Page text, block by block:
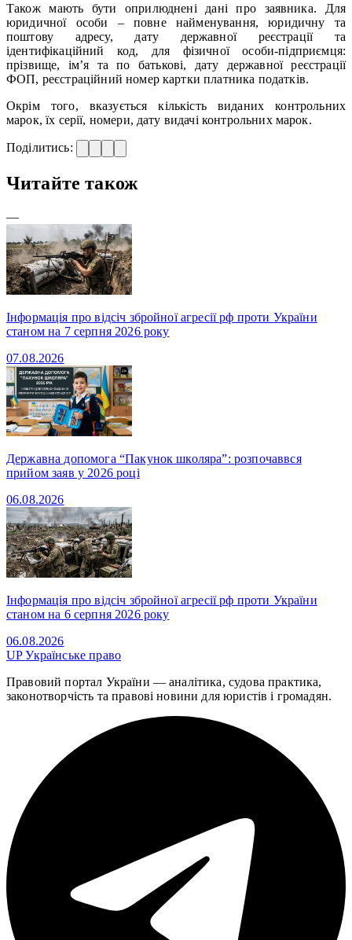
Також мають бути оприлюднені дані про заявника. Для
юридичної особи – повне найменування, юридичну та
поштову адресу, дату державної реєстрації та
ідентифікаційний код, для фізичної особи-підприємця:
прізвище, ім’я та по батькові, дату державної реєстрації
ФОП, реєстраційний номер картки платника податків.
Окрім того, вказується кількість виданих контрольних
марок, їх серії, номери, дату видачі контрольних марок.
Поділитись:
Читайте також
—
Інформація про відсіч збройної агресії рф проти України
станом на 7 серпня 2026 року
07.08.2026
Державна допомога “Пакунок школяра”: розпочаввся
прийом заяв у 2026 році
06.08.2026
Інформація про відсіч збройної агресії рф проти України
станом на 6 серпня 2026 року
06.08.2026
UPУкраїнське право
Правовий портал України — аналітика, судова практика,
законотворчість та правові новини для юристів і громадян.